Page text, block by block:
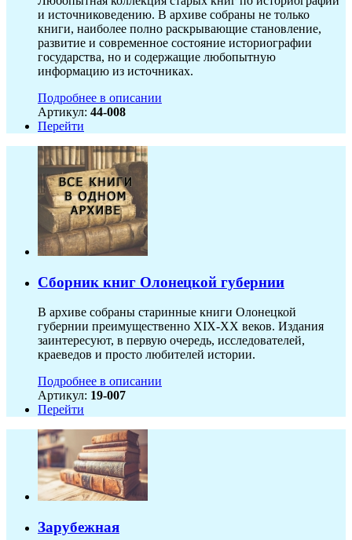
и источниковедению. В архиве собраны не только
книги, наиболее полно раскрывающие становление,
развитие и современное состояние историографии
государства, но и содержащие любопытную
информацию из источниках.
Подробнее в описании
Артикул: 44-008
Перейти
Сборник книг Олонецкой губернии
В архиве собраны старинные книги Олонецкой
губернии преимущественно XIX-ХХ веков. Издания
заинтересуют, в первую очередь, исследователей,
краеведов и просто любителей истории.
Подробнее в описании
Артикул: 19-007
Перейти
Зарубежная